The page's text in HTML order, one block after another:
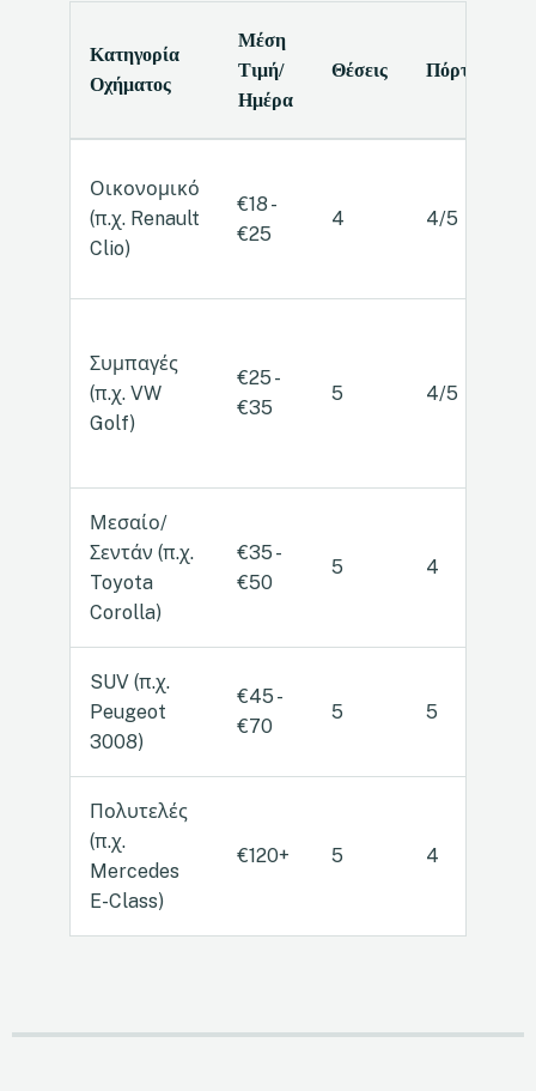
Κατηγορία
Οχήματος
Μέση
Τιμή/
Ημέρα
Θέσεις Πόρτες
Οικονομικό
(π.χ. Renault
Clio)
€18 -
€25
4 4/5
Συμπαγές
(π.χ. VW
Golf)
€25 -
€35
5 4/5
Μεσαίο/
Σεντάν (π.χ.
Toyota
Corolla)
€35 -
€50
5 4
SUV (π.χ.
Peugeot
3008)
€45 -
€70
5 5
Πολυτελές
(π.χ.
Mercedes
E-Class)
€120+ 5 4